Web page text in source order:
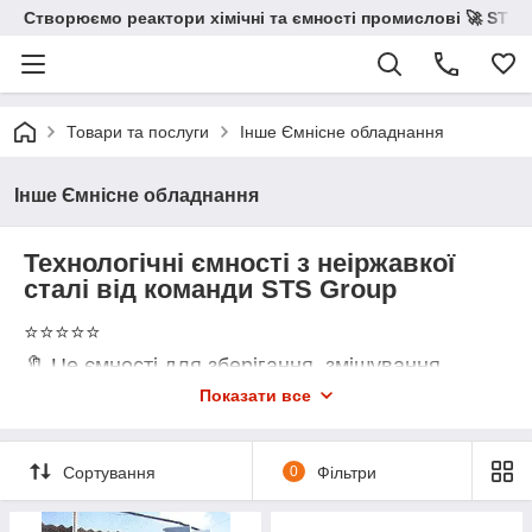
Створюємо реактори хімічні та ємності промислові 🚀
Товари та послуги Інше Ємнісне обладнання
Інше Ємнісне обладнання
Технологічні ємності з неіржавкої
сталі від команди STS Group
⭐⭐⭐⭐⭐
🔖 Це ємності для зберігання, змішування,
оброблення сипких і рідких компонентів.
виготовляється неіржавкої сталіAISI 304і може
містити додатковий комплект обладнання.
Виготовлення ємностей із неіржавкої сталівід нашої
команди можливо за вашим технічним
Показати все
Сортування 0 Фільтри